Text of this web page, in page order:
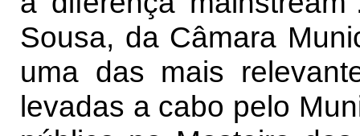
Sousa, da Câmara
uma das mais
levadas a cabo pelo